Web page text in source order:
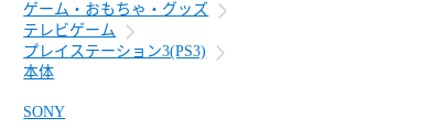
ゲーム・おもちゃ・グッズ
テレビゲーム
プレイステーション3(PS3)
本体
SONY